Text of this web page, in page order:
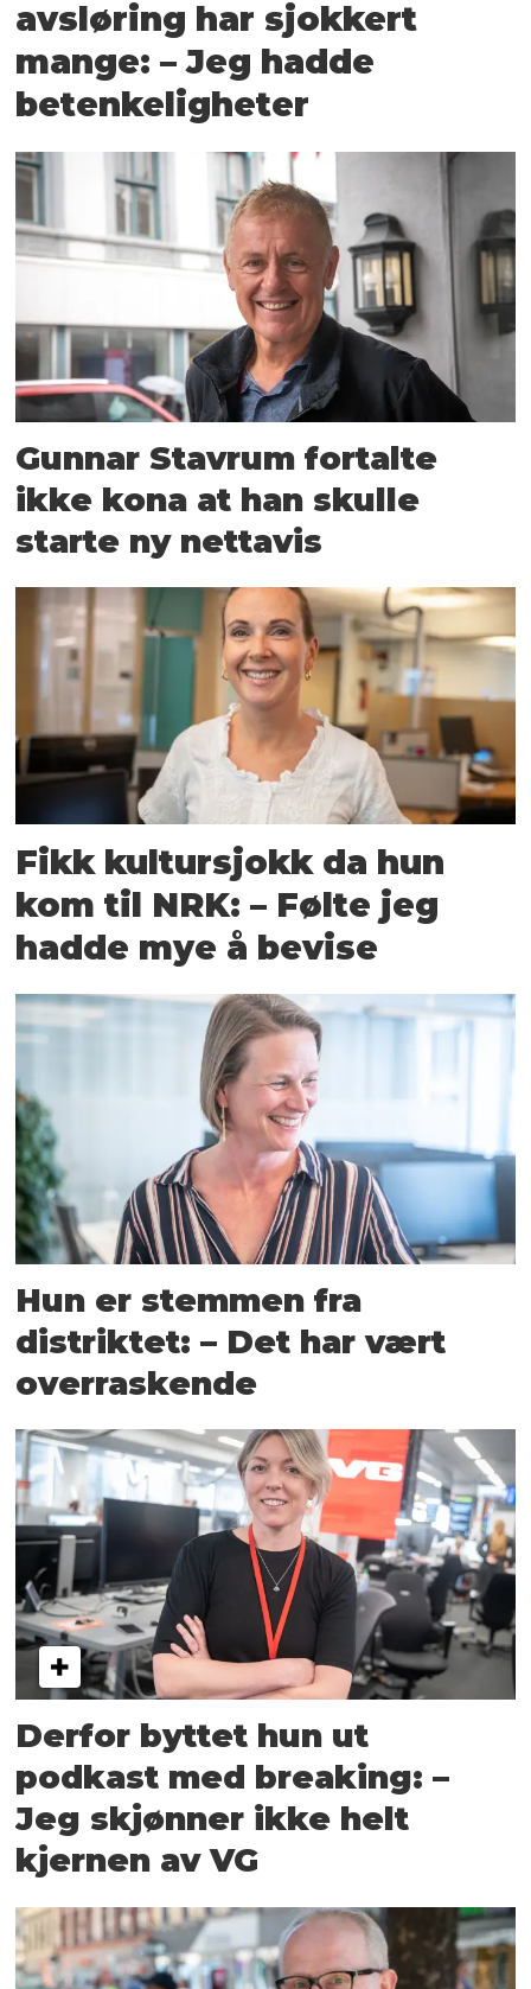
avsløring har sjokkert
mange: – Jeg hadde
betenkeligheter
Gunnar Stavrum fortalte
ikke kona at han skulle
starte ny nettavis
Fikk kultursjokk da hun
kom til NRK: – Følte jeg
hadde mye å bevise
Hun er stemmen fra
distriktet: – Det har vært
overraskende
Derfor byttet hun ut
podkast med breaking: –
Jeg skjønner ikke helt
kjernen av VG